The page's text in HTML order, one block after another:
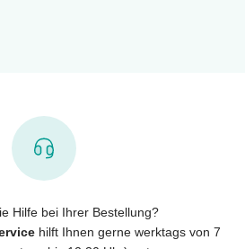
Hilfe bei Ihrer Bestellung?
hilft Ihnen gerne werktags von 7